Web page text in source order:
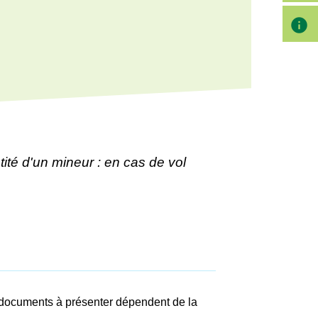
d'un mineur : en cas de vol
à présenter dépendent de la
info